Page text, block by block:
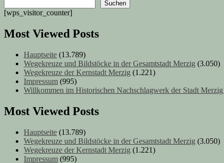
Suchen
[wps_visitor_counter]
Most Viewed Posts
Hauptseite (13.789)
Wegekreuze und Bildstöcke in der Gesamtstadt Merzig (3.050)
Wegekreuze der Kernstadt Merzig (1.221)
Impressum (995)
Willkommen im Historischen Nachschlagwerk der Stadt Merzig
Most Viewed Posts
Hauptseite (13.789)
Wegekreuze und Bildstöcke in der Gesamtstadt Merzig (3.050)
Wegekreuze der Kernstadt Merzig (1.221)
Impressum (995)